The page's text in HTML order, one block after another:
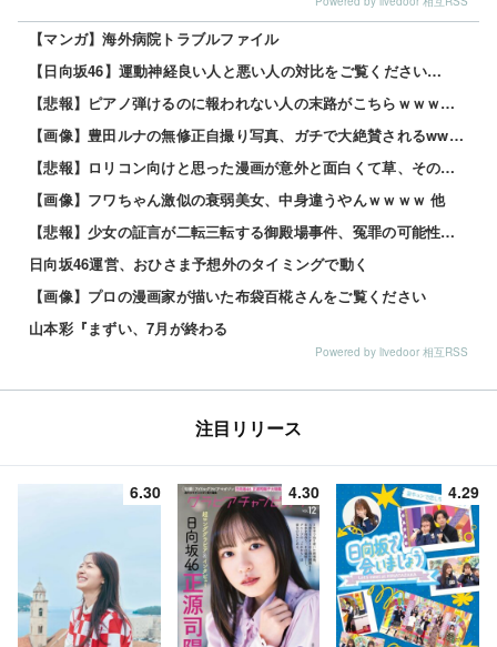
【マンガ】海外病院トラブルファイル
【日向坂46】運動神経良い人と悪い人の対比をご覧ください…
【悲報】ピアノ弾けるのに報われない人の末路がこちらｗｗｗｗｗ 他
【画像】豊田ルナの無修正自撮り写真、ガチで大絶賛されるwww 他
【悲報】ロリコン向けと思った漫画が意外と面白くて草、その理由がこれｗｗｗｗ 他
【画像】フワちゃん激似の衰弱美女、中身違うやんｗｗｗｗ 他
【悲報】少女の証言が二転三転する御殿場事件、冤罪の可能性で少年たち涙目・・・その理由とはｗｗｗｗ 他
日向坂46運営、おひさま予想外のタイミングで動く
【画像】プロの漫画家が描いた布袋百椛さんをご覧ください
山本彩『まずい、7月が終わる
Powered by livedoor 相互RSS
注目リリース
6.30 4.30 4.29